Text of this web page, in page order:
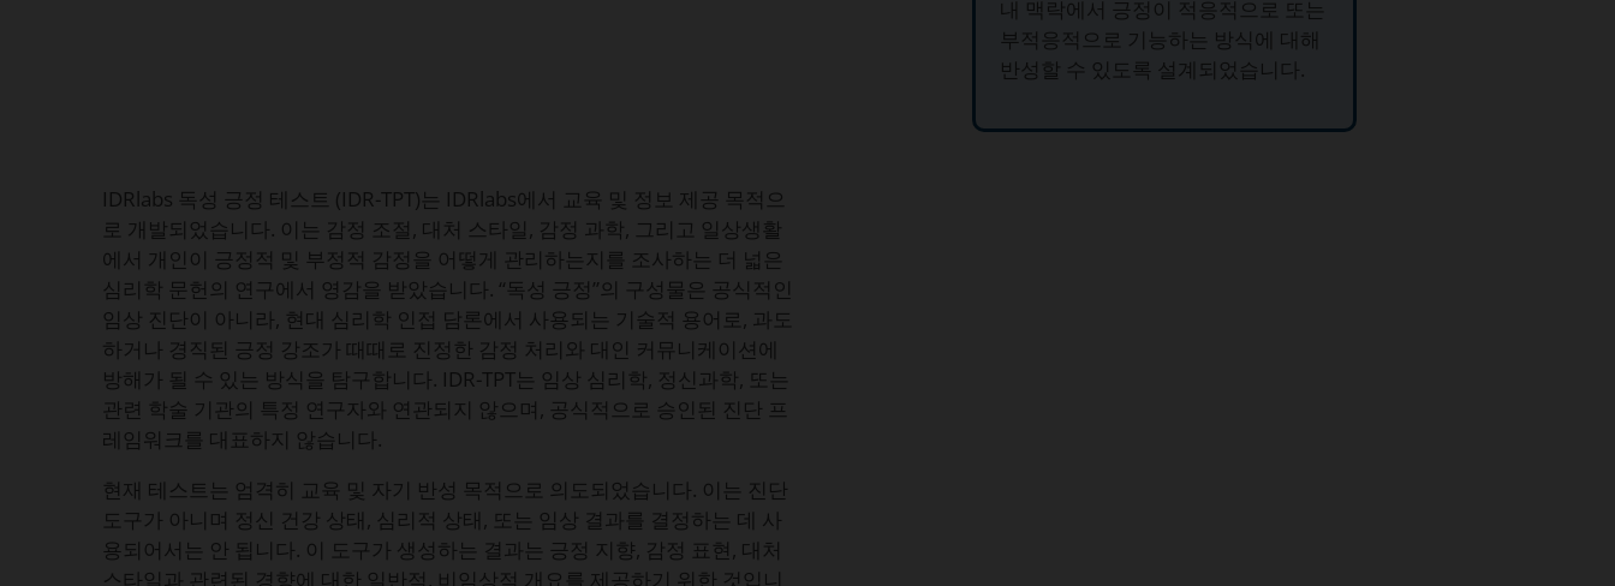
IDRlabs 독성 긍정 테스트 (IDR-TPT)는 IDRlabs에서 교육 및 정보 제공 목적으
로 개발되었습니다. 이는 감정 조절, 대처 스타일, 감정 과학, 그리고 일상생활
에서 개인이 긍정적 및 부정적 감정을 어떻게 관리하는지를 조사하는 더 넓은
심리학 문헌의 연구에서 영감을 받았습니다. “독성 긍정”의 구성물은 공식적인
임상 진단이 아니라, 현대 심리학 인접 담론에서 사용되는 기술적 용어로, 과도
하거나 경직된 긍정 강조가 때때로 진정한 감정 처리와 대인 커뮤니케이션에
방해가 될 수 있는 방식을 탐구합니다. IDR-TPT는 임상 심리학, 정신과학, 또는
관련 학술 기관의 특정 연구자와 연관되지 않으며, 공식적으로 승인된 진단 프
레임워크를 대표하지 않습니다.
현재 테스트는 엄격히 교육 및 자기 반성 목적으로 의도되었습니다. 이는 진단
도구가 아니며 정신 건강 상태, 심리적 상태, 또는 임상 결과를 결정하는 데 사
용되어서는 안 됩니다. 이 도구가 생성하는 결과는 긍정 지향, 감정 표현, 대처
스타일과 관련된 경향에 대한 일반적, 비임상적 개요를 제공하기 위한 것입니
내 맥락에서 긍정이 적응적으로 또는
부적응적으로 기능하는 방식에 대해
반성할 수 있도록 설계되었습니다.